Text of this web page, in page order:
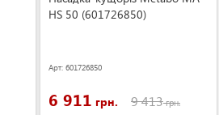
HS 50 (601726850)
Арт: 601726850
6 911 грн. 9 413грн.